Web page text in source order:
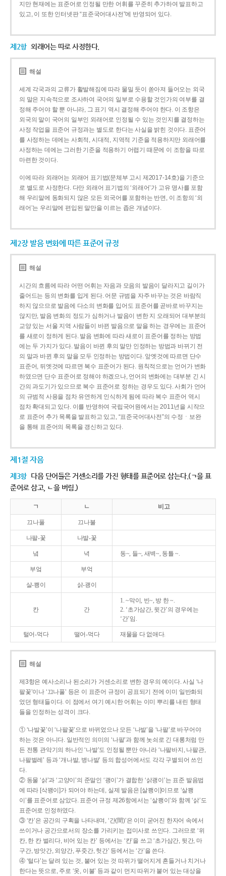
지만 현재에는 표준어로 인정될 만한 어휘를 꾸준히 추가하여 발표하고
있고, 이 또한 인터넷판 “표준국어대사전”에 반영되어 있다.
제2항 외래어는 따로 사정한다.
해설
세계 각국과의 교류가 활발해짐에 따라 물밀 듯이 쏟아져 들어오는 외국
의 말은 지속적으로 조사하여 국어의 일부로 수용할 것인가의 여부를 결
정해 주어야 할 뿐 아니라, 그 표기 역시 결정해 주어야 한다. 이 조항은
외국의 말이 국어의 일부인 외래어로 인정될 수 있는 것인지를 결정하는
사정 작업을 표준어 규정과는 별도로 한다는 사실을 밝힌 것이다. 표준어
를 사정하는 데에는 사회적, 시대적, 지역적 기준을 적용하지만 외래어를
사정하는 데에는 그러한 기준을 적용하기 어렵기 때문에 이 조항을 따로
마련한 것이다.
이에 따라 외래어는 외래어 표기법(문체부 고시 제2017-14호)을 기준으
로 별도로 사정한다. 다만 외래어 표기법의 ‘외래어’가 고유 명사를 포함
해 우리말에 동화되지 않은 모든 외국어를 포함하는 반면, 이 조항의 ‘외
래어’는 우리말에 편입된 말만을 이르는 좁은 개념이다.
제2장 발음 변화에 따른 표준어 규정
해설
시간의 흐름에 따라 어떤 어휘는 자음과 모음의 발음이 달라지고 길이가
줄어드는 등의 변화를 입게 된다. 어문 규범을 자주 바꾸는 것은 바람직
하지 않으므로 발음에 다소의 변화를 입어도 표준어를 곧바로 바꾸지는
않지만, 발음 변화의 정도가 심하거나 발음이 변한 지 오래되어 대부분의
교양 있는 서울 지역 사람들이 바뀐 발음으로 말을 하는 경우에는 표준어
를 새로이 정하게 된다. 발음 변화에 따라 새로이 표준어를 정하는 방법
에는 두 가지가 있다. 발음이 바뀐 후의 말만 인정하는 방법과 바뀌기 전
의 말과 바뀐 후의 말을 모두 인정하는 방법이다. 앞엣것에 따르면 단수
표준어, 뒤엣것에 따르면 복수 표준어가 된다. 원칙적으로는 언어가 변화
하였으면 단수 표준어로 정해야 하겠으나, 언어의 변화에는 대부분 긴 시
간의 과도기가 있으므로 복수 표준어로 정하는 경우도 있다. 사회가 언어
의 규범적 사용을 점차 유연하게 인식하게 됨에 따라 복수 표준어 역시
점차 확대되고 있다. 이를 반영하여 국립국어원에서는 2011년을 시작으
로 표준어 추가 목록을 발표하고 있고, “표준국어대사전”의 수정ㆍ보완
을 통해 표준어의 목록을 갱신하고 있다.
제1절 자음
제3항 다음 단어들은 거센소리를 가진 형태를 표준어로 삼는다.(ㄱ을 표
준어로 삼고, ㄴ을 버림.)
ㄱ ㄴ 비고
끄나풀 끄나불
나팔-꽃 나발-꽃
녘 녁 동~, 들~, 새벽~, 동틀 ~.
부엌 부억
살-쾡이 삵-괭이
칸 간
1. ~막이, 빈~, 방 한 ~.
2. ‘초가삼간, 윗간’의 경우에는
‘간’임.
털어-먹다 떨어-먹다 재물을 다 없애다.
해설
제3항은 예사소리나 된소리가 거센소리로 변한 경우의 예이다. 사실 ‘나
팔꽃’이나 ‘끄나풀’ 등은 이 표준어 규정이 공표되기 전에 이미 일반화되
었던 형태들이다. 이 점에서 여기 예시한 어휘는 이미 뿌리를 내린 형태
들을 인정하는 성격이 크다.
① ‘나발꽃’이 ‘나팔꽃’으로 바뀌었으나 모든 ‘나발’을 ‘나팔’로 바꾸어야
하는 것은 아니다. 일반적인 의미의 ‘나팔’과 함께 놋쇠로 긴 대롱처럼 만
든 전통 관악기의 하나인 ‘나발’도 인정될 뿐만 아니라 ‘나팔바지, 나팔관,
나팔벌레’ 등과 ‘개나발, 병나발’ 등의 합성어에서도 각각 구별되어 쓰인
다.
② 동물 ‘삵’과 ‘고양이’의 준말인 ‘괭이’가 결합한 ‘삵괭이’는 표준 발음법
에 따라 [삭꽹이]가 되어야 하는데, 실제 발음은 [살쾡이]이므로 ‘살쾡
이’를 표준어로 삼았다. 표준어 규정 제26항에서는 ‘살쾡이’와 함께 ‘삵’도
표준어로 인정하였다.
③ ‘칸’은 공간의 구획을 나타내며, ‘간(間)’은 이미 굳어진 한자어 속에서
쓰이거나 공간으로서의 장소를 가리키는 접미사로 쓰인다. 그러므로 ‘위
칸, 한 칸 벌리다, 비어 있는 칸’ 등에서는 ‘칸’을 쓰고 ‘초가삼간, 뒷간, 마
구간, 방앗간, 외양간, 푸줏간, 헛간’ 등에서는 ‘간’을 쓴다.
④ ‘털다’는 달려 있는 것, 붙어 있는 것 따위가 떨어지게 흔들거나 치거나
한다는 뜻으로, 주로 ‘옷, 이불’ 등과 같이 먼지 따위가 붙어 있는 대상을